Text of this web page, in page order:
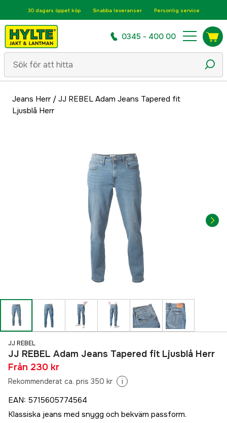
30 dagars öppet köp Snabba leveranser Personlig service
0345 - 400 00
Jeans Herr/ JJ REBEL Adam Jeans Tapered fit
Ljusblå Herr
JJ REBEL
JJ REBEL Adam Jeans Tapered fit Ljusblå Herr
Från 230 kr
Rekommenderat ca. pris 350 kr i
EAN: 5715605774564
Klassiska jeans med snygg och bekväm passform.